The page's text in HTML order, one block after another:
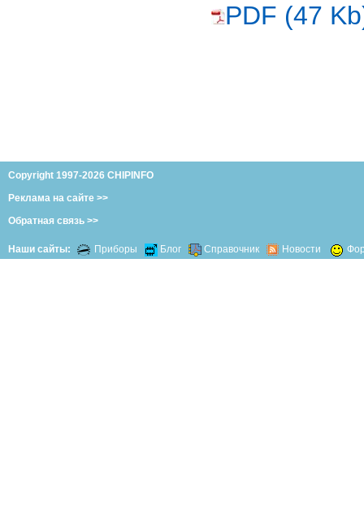
PDF (47
Copyright 1997-2026 CHIPINFO
Реклама на сайте >>
Обратная связь >>
Наши сайты: Приборы Блог Справочник Новости